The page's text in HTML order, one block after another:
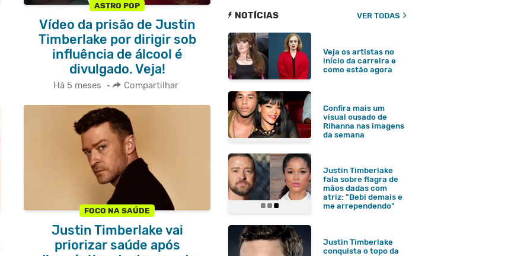
ASTRO POP
Vídeo da prisão de Justin
Timberlake por dirigir sob
influência de álcool é
divulgado. Veja!
Há 5 meses • Compartilhar
FOCO NA SAÚDE
Justin Timberlake vai
priorizar saúde após
NOTÍCIAS VER TODAS
Veja os artistas no
início da carreira e
como estão agora
Confira mais um
visual ousado de
Rihanna nas imagens
da semana
Justin Timberlake
fala sobre flagra de
mãos dadas com
atriz: "Bebi demais e
me arrependendo"
Justin Timberlake
conquista o topo da